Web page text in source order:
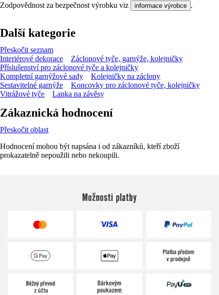
Zodpovědnost za bezpečnost výrobku viz informace výrobce .
Další kategorie
Přeskočit seznam
Interiérové dekorace
Záclonové tyče, garnýže, kolejničky
Příslušenství pro záclonové tyče a kolejničky
Kompletní garnýžové sady
Kolejničky na záclony
Sestavitelné garnýže
Koncovky pro záclonové tyče, kolejničky
Vitrážové tyče
Lanka na závěsy
Zákaznická hodnocení
Přeskočit oblast
Hodnocení mohou být napsána i od zákazníků, kteří zboží
prokazatelně nepoužili nebo nekoupili.
Možnosti platby